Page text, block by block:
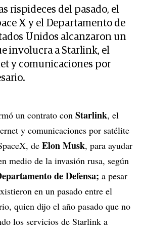
rispideces del pasado, el
X y el Departamento de
Unidos alcanzaron un
involucra a Starlink, el
y comunicaciones por
un contrato con Starlink, el
y comunicaciones por satélite
de Elon Musk, para ayudar
medio de la invasión rusa, según
de Defensa; a pesar
en un pasado entre el
quien dijo el año pasado que no
los servicios de Starlink a